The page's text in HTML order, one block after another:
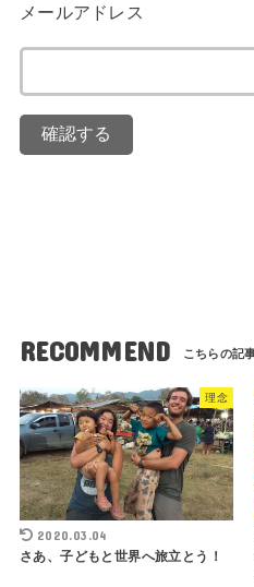
メールアドレス
RECOMMEND
理念
2020.03.04
さあ、子どもと世界へ旅立とう！